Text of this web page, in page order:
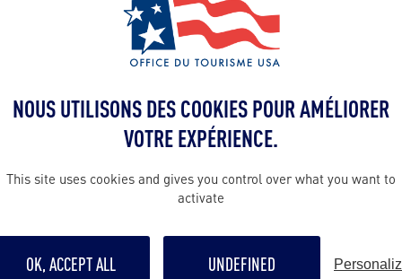
ALLEZ PLUS LOIN
NOUS UTILISONS DES COOKIES POUR AMÉLIORER
VOTRE EXPÉRIENCE.
This site uses cookies and gives you control over what you want to
activate
OK, ACCEPT ALL UNDEFINED